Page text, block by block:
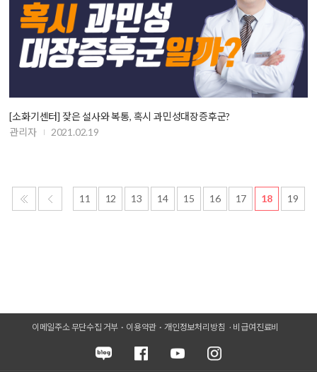
[소화기센터] 잦은 설사와 복통, 혹시 과민성대장증후군?
관리자
2021.02.19
11 12 13 14 15 16 17 18 19
이메일주소 무단수집 거부 이용약관 개인정보처리방침 비급여진료비